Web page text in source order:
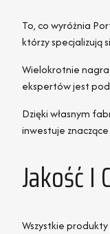
To, co wyróżnia
którzy specjalizują
Wielokrotnie
ekspertów jest
Dzięki własnym
inwestuje
Jakość I
Wszystkie